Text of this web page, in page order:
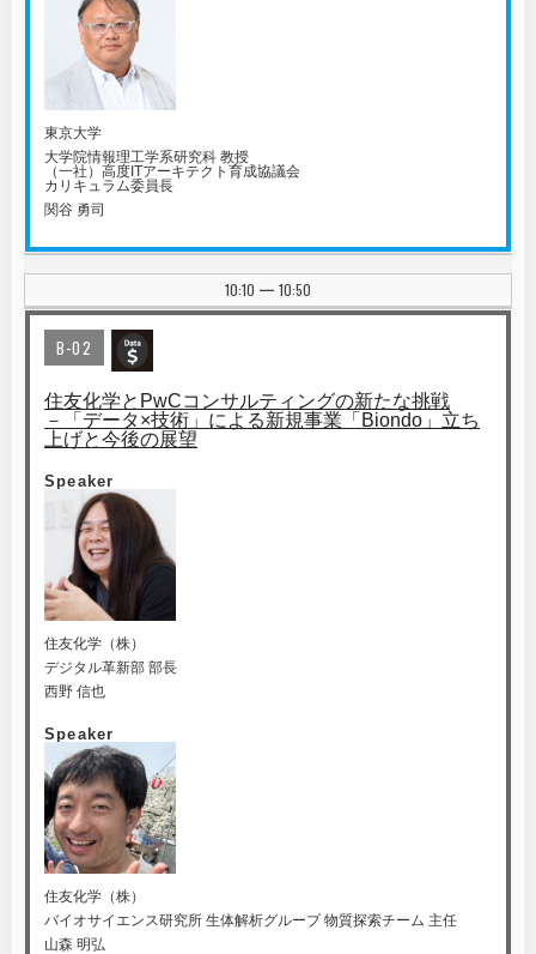
東京大学
大学院情報理工学系研究科 教授
（一社）高度ITアーキテクト育成協議会
カリキュラム委員長
関谷 勇司
10:10 | 10:50
B-02
住友化学とPwCコンサルティングの新たな挑戦
－「データ×技術」による新規事業「Biondo」立ち
上げと今後の展望
Speaker
住友化学（株）
デジタル革新部 部長
西野 信也
Speaker
住友化学（株）
バイオサイエンス研究所 生体解析グループ 物質探索チーム 主任
山森 明弘